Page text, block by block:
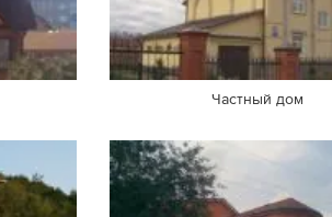
Частный дом